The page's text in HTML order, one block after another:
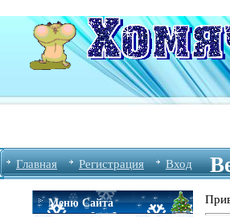
Главная Регистрация Вход
Меню Сайта